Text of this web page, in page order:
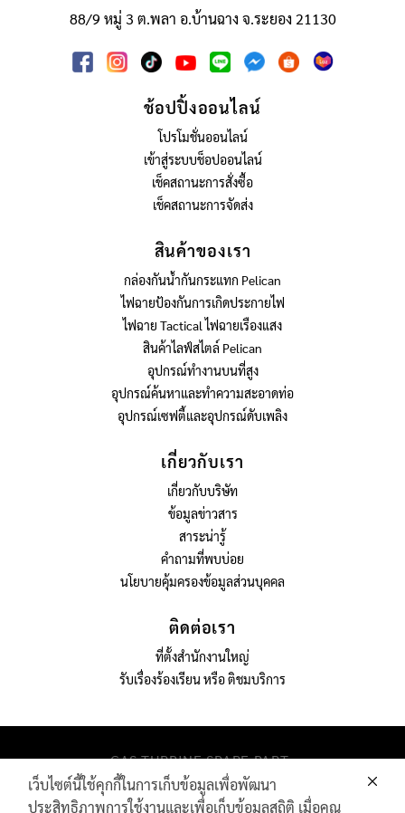
88/9 หมู่ 3 ต.พลา อ.บ้านฉาง จ.ระยอง 21130
ช้อปปิ้งออนไลน์
โปรโมชั่นออนไลน์
เข้าสู่ระบบช็อปออนไลน์
เช็คสถานะการสั่งซื้อ
เช็คสถานะการจัดส่ง
สินค้าของเรา
กล่องกันน้ำกันกระแทก Pelican
ไฟฉายป้องกันการเกิดประกายไฟ
ไฟฉาย Tactical ไฟฉายเรืองแสง
สินค้าไลฟ์สไตล์ Pelican
อุปกรณ์ทำงานบนที่สูง
อุปกรณ์ค้นหาและทำความสะอาดท่อ
อุปกรณ์เซฟตี้และอุปกรณ์ดับเพลิง
เกี่ยวกับเรา
เกี่ยวกับบริษัท
ข้อมูลข่าวสาร
สาระน่ารู้
คำถามที่พบบ่อย
นโยบายคุ้มครองข้อมูลส่วนบุคคล
ติดต่อเรา
ที่ตั้งสำนักงานใหญ่
รับเรื่องร้องเรียน หรือ ติชมบริการ
GAS TURBINE SPARE PART​
PIPELINE MAINTENANCE AND INSPECTION
PRODUCTS
เว็บไซต์นี้ใช้คุกกี้ในการเก็บข้อมูลเพื่อพัฒนา
ประสิทธิภาพการใช้งานและเพื่อเก็บข้อมูลสถิติ เมื่อคุณ